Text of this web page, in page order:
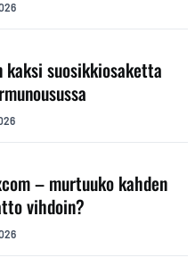
suosikkiosaketta
– murtuuko kahden
vihdoin?